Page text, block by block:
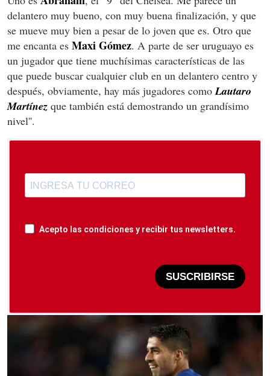
delantero muy bueno, con muy buena finalización, y que
se mueve muy bien a pesar de lo joven que es. Otro que
me encanta es Maxi Gómez. A parte de ser uruguayo es
un jugador que tiene muchísimas características de las
que puede buscar cualquier club en un delantero centro y
después, obviamente, hay más jugadores comoLautaro
Martínez que también está demostrando un grandísimo
nivel''.
Acepto las condiciones y recibir tus newsletters.
SUSCRIBIRSE